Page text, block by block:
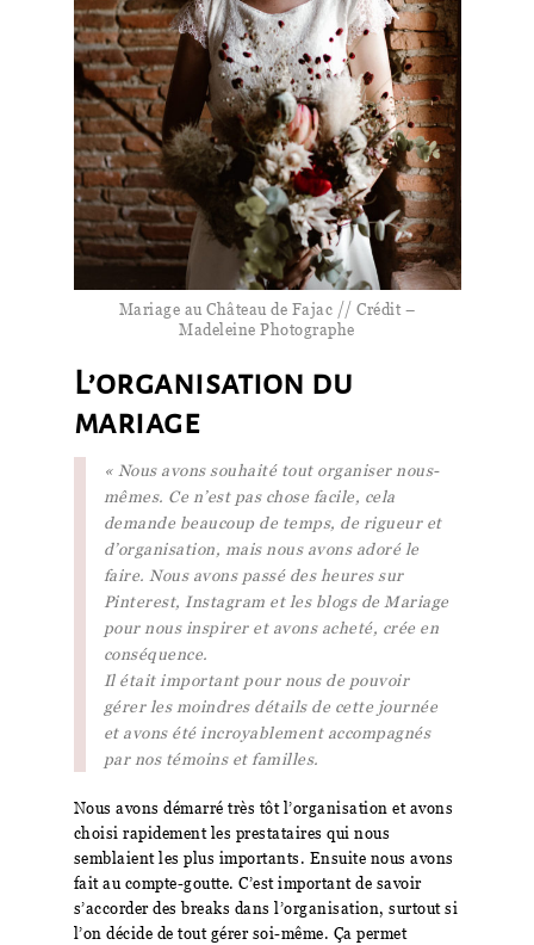
Mariage au Château de Fajac // Crédit –
Madeleine Photographe
L’organisation du
mariage
« Nous avons souhaité tout organiser nous-
mêmes. Ce n’est pas chose facile, cela
demande beaucoup de temps, de rigueur et
d’organisation, mais nous avons adoré le
faire. Nous avons passé des heures sur
Pinterest, Instagram et les blogs de Mariage
pour nous inspirer et avons acheté, crée en
conséquence.
Il était important pour nous de pouvoir
gérer les moindres détails de cette journée
et avons été incroyablement accompagnés
par nos témoins et familles.
Nous avons démarré très tôt l’organisation et avons
choisi rapidement les prestataires qui nous
semblaient les plus importants. Ensuite nous avons
fait au compte-goutte. C’est important de savoir
s’accorder des breaks dans l’organisation, surtout si
l’on décide de tout gérer soi-même. Ça permet